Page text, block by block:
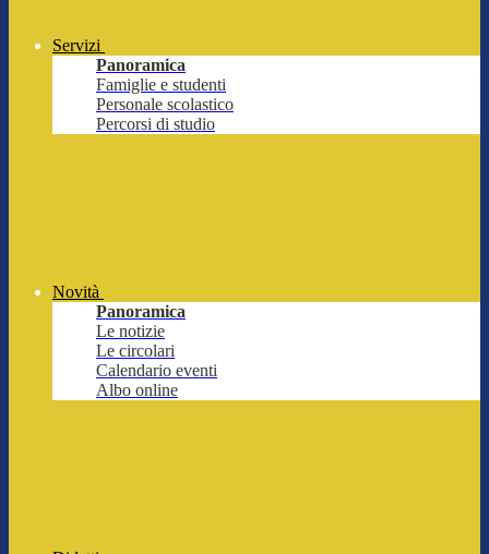
Servizi
Panoramica
Famiglie e studenti
Personale scolastico
Percorsi di studio
Novità
Panoramica
Le notizie
Le circolari
Calendario eventi
Albo online